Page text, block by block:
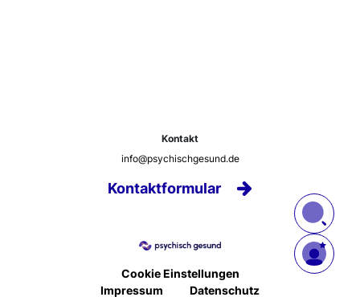
Kontakt
info@psychischgesund.de
Kontaktformular
Cookie Einstellungen
Impressum
Datenschutz